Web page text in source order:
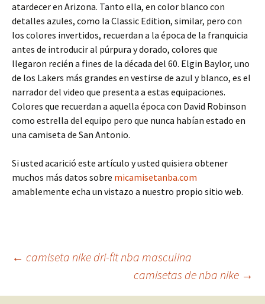
atardecer en Arizona. Tanto ella, en color blanco con
detalles azules, como la Classic Edition, similar, pero con
los colores invertidos, recuerdan a la época de la franquicia
antes de introducir al púrpura y dorado, colores que
llegaron recién a fines de la década del 60. Elgin Baylor, uno
de los Lakers más grandes en vestirse de azul y blanco, es el
narrador del video que presenta a estas equipaciones.
Colores que recuerdan a aquella época con David Robinson
como estrella del equipo pero que nunca habían estado en
una camiseta de San Antonio.
Si usted acarició este artículo y usted quisiera obtener
muchos más datos sobre micamisetanba.com
amablemente echa un vistazo a nuestro propio sitio web.
Navegación
← camiseta nike dri-fit nba masculina
camisetas de nba nike →